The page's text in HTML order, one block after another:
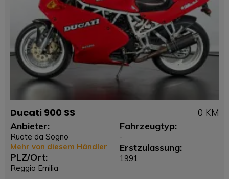
Ducati 900 SS 0 KM
Anbieter:
Ruote da Sogno
Mehr von diesem Händler
PLZ/Ort:
Reggio Emilia
Fahrzeugtyp:
-
Erstzulassung:
1991